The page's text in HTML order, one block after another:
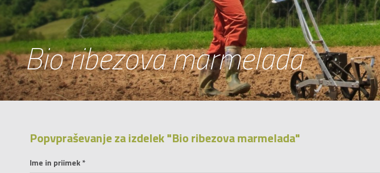
Bio ribezova marmelada
Popvpraševanje za izdelek "Bio ribezova marmelada"
Ime in priimek *